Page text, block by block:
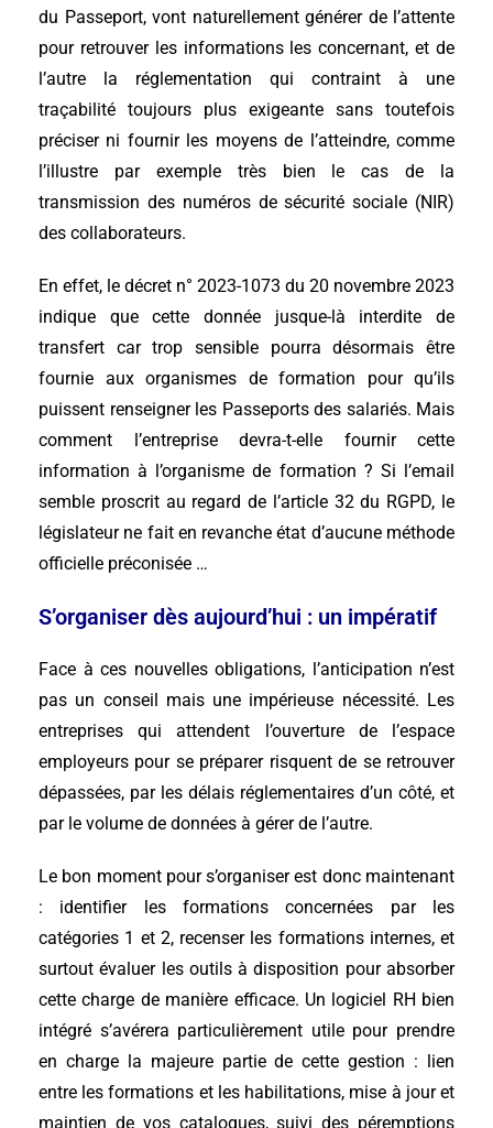
du Passeport, vont naturellement générer de l’attente
pour retrouver les informations les concernant, et de
l’autre la réglementation qui contraint à une
traçabilité toujours plus exigeante sans toutefois
préciser ni fournir les moyens de l’atteindre, comme
l’illustre par exemple très bien le cas de la
transmission des numéros de sécurité sociale (NIR)
des collaborateurs.
En effet, le décret n° 2023-1073 du 20 novembre 2023
indique que cette donnée jusque-là interdite de
transfert car trop sensible pourra désormais être
fournie aux organismes de formation pour qu’ils
puissent renseigner les Passeports des salariés. Mais
comment l’entreprise devra-t-elle fournir cette
information à l’organisme de formation ? Si l’email
semble proscrit au regard de l’article 32 du RGPD, le
législateur ne fait en revanche état d’aucune méthode
officielle préconisée …
S’organiser dès aujourd’hui : un impératif
Face à ces nouvelles obligations, l’anticipation n’est
pas un conseil mais une impérieuse nécessité. Les
entreprises qui attendent l’ouverture de l’espace
employeurs pour se préparer risquent de se retrouver
dépassées, par les délais réglementaires d’un côté, et
par le volume de données à gérer de l’autre.
Le bon moment pour s’organiser est donc maintenant
: identifier les formations concernées par les
catégories 1 et 2, recenser les formations internes, et
surtout évaluer les outils à disposition pour absorber
cette charge de manière efficace. Un logiciel RH bien
intégré s’avérera particulièrement utile pour prendre
en charge la majeure partie de cette gestion : lien
entre les formations et les habilitations, mise à jour et
maintien de vos catalogues, suivi des péremptions